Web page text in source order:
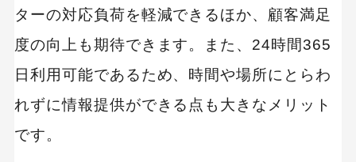
ターの対応負荷を軽減できるほか、顧客満足
度の向上も期待できます。また、24時間365
日利用可能であるため、時間や場所にとらわ
れずに情報提供ができる点も大きなメリット
です。